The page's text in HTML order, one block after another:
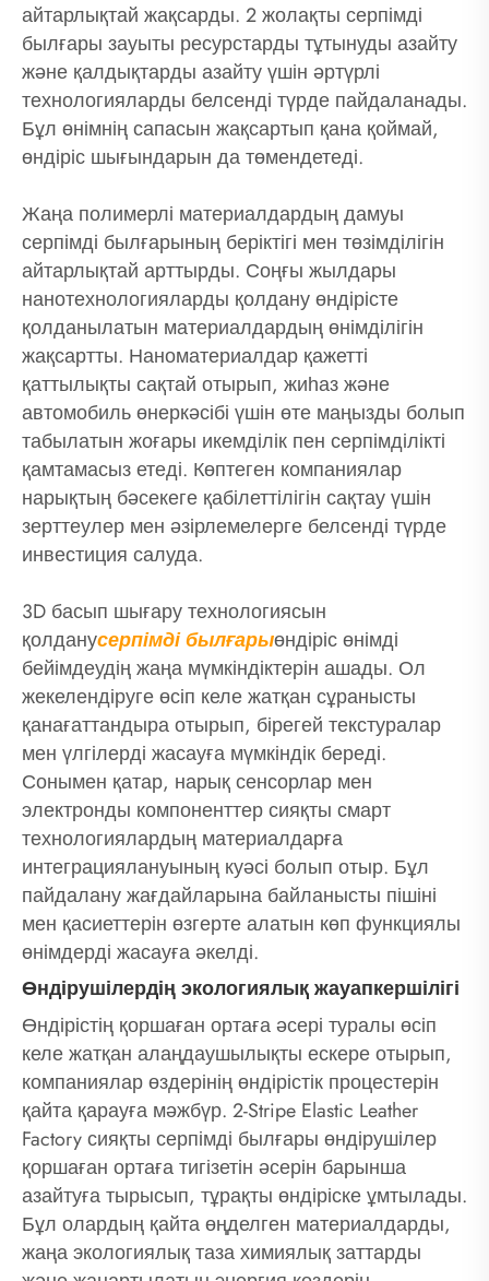
айтарлықтай жақсарды. 2 жолақты серпімді
былғары зауыты ресурстарды тұтынуды азайту
және қалдықтарды азайту үшін әртүрлі
технологияларды белсенді түрде пайдаланады.
Бұл өнімнің сапасын жақсартып қана қоймай,
өндіріс шығындарын да төмендетеді.
Жаңа полимерлі материалдардың дамуы
серпімді былғарының беріктігі мен төзімділігін
айтарлықтай арттырды. Соңғы жылдары
нанотехнологияларды қолдану өндірісте
қолданылатын материалдардың өнімділігін
жақсартты. Наноматериалдар қажетті
қаттылықты сақтай отырып, жиһаз және
автомобиль өнеркәсібі үшін өте маңызды болып
табылатын жоғары икемділік пен серпімділікті
қамтамасыз етеді. Көптеген компаниялар
нарықтың бәсекеге қабілеттілігін сақтау үшін
зерттеулер мен әзірлемелерге белсенді түрде
инвестиция салуда.
3D басып шығару технологиясын
қолданусерпімді былғарыөндіріс өнімді
бейімдеудің жаңа мүмкіндіктерін ашады. Ол
жекелендіруге өсіп келе жатқан сұранысты
қанағаттандыра отырып, бірегей текстуралар
мен үлгілерді жасауға мүмкіндік береді.
Сонымен қатар, нарық сенсорлар мен
электронды компоненттер сияқты смарт
технологиялардың материалдарға
интеграциялануының куәсі болып отыр. Бұл
пайдалану жағдайларына байланысты пішіні
мен қасиеттерін өзгерте алатын көп функциялы
өнімдерді жасауға әкелді.
Өндірушілердің экологиялық жауапкершілігі
Өндірістің қоршаған ортаға әсері туралы өсіп
келе жатқан алаңдаушылықты ескере отырып,
компаниялар өздерінің өндірістік процестерін
қайта қарауға мәжбүр. 2-Stripe Elastic Leather
Factory сияқты серпімді былғары өндірушілер
қоршаған ортаға тигізетін әсерін барынша
азайтуға тырысып, тұрақты өндіріске ұмтылады.
Бұл олардың қайта өңделген материалдарды,
жаңа экологиялық таза химиялық заттарды